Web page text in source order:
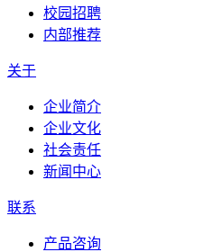
校园招聘
内部推荐
关于
企业简介
企业文化
社会责任
新闻中心
联系
产品咨询